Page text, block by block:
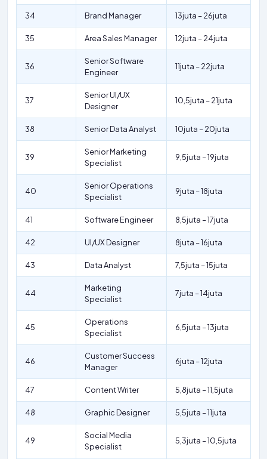
34 Brand Manager 13juta – 26juta
35 Area Sales Manager 12juta – 24juta
36
Senior Software
Engineer
11juta – 22juta
37
Senior UI/UX
Designer
10,5juta – 21juta
38 Senior Data Analyst 10juta – 20juta
39
Senior Marketing
Specialist
9,5juta – 19juta
40
Senior Operations
Specialist
9juta – 18juta
41 Software Engineer 8,5juta – 17juta
42 UI/UX Designer 8juta – 16juta
43 Data Analyst 7,5juta – 15juta
44
Marketing
Specialist
7juta – 14juta
45
Operations
Specialist
6,5juta – 13juta
46
Customer Success
Manager
6juta – 12juta
47 Content Writer 5,8juta – 11,5juta
48 Graphic Designer 5,5juta – 11juta
49
Social Media
Specialist
5,3juta – 10,5juta